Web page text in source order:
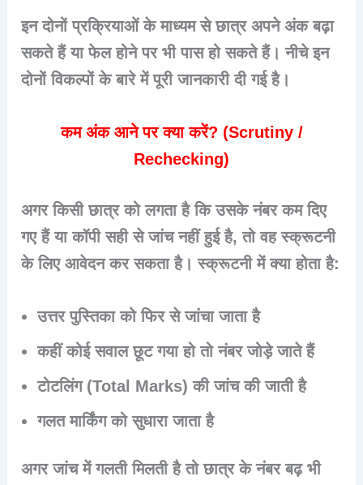
इन दोनों प्रक्रियाओं के माध्यम से छात्र अपने अंक बढ़ा
सकते हैं या फेल होने पर भी पास हो सकते हैं। नीचे इन
दोनों विकल्पों के बारे में पूरी जानकारी दी गई है।
कम अंक आने पर क्या करें? (Scrutiny /
Rechecking)
अगर किसी छात्र को लगता है कि उसके नंबर कम दिए
गए हैं या कॉपी सही से जांच नहीं हुई है, तो वह स्क्रूटनी
के लिए आवेदन कर सकता है। स्क्रूटनी में क्या होता है:
उत्तर पुस्तिका को फिर से जांचा जाता है
कहीं कोई सवाल छूट गया हो तो नंबर जोड़े जाते हैं
टोटलिंग (Total Marks) की जांच की जाती है
गलत मार्किंग को सुधारा जाता है
अगर जांच में गलती मिलती है तो छात्र के नंबर बढ़ भी